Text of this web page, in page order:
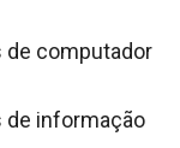
de computador
de informação